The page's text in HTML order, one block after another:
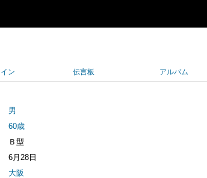
ン 伝言板 アルバム
男
60歳
Ｂ型
6月28日
大阪